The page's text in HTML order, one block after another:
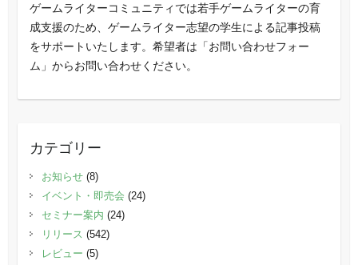
ゲームライターコミュニティでは若手ゲームライターの育
成支援のため、ゲームライター志望の学生による記事投稿
をサポートいたします。希望者は「お問い合わせフォー
ム」からお問い合わせください。
カテゴリー
お知らせ(8)
イベント・即売会 (24)
セミナー案内 (24)
リリース (542)
レビュー (5)